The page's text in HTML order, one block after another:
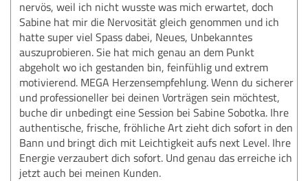
nervös, weil ich nicht wusste was mich erwartet, doch
Sabine hat mir die Nervosität gleich genommen und ich
hatte super viel Spass dabei, Neues, Unbekanntes
auszuprobieren. Sie hat mich genau an dem Punkt
abgeholt wo ich gestanden bin, feinfühlig und extrem
motivierend. MEGA Herzensempfehlung. Wenn du sicherer
und professioneller bei deinen Vorträgen sein möchtest,
buche dir unbedingt eine Session bei Sabine Sobotka. Ihre
authentische, frische, fröhliche Art zieht dich sofort in den
Bann und bringt dich mit Leichtigkeit aufs next Level. Ihre
Energie verzaubert dich sofort. Und genau das erreiche ich
jetzt auch bei meinen Kunden.